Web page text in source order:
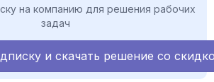
на компанию для решения рабочих
задач
и скачать решение со